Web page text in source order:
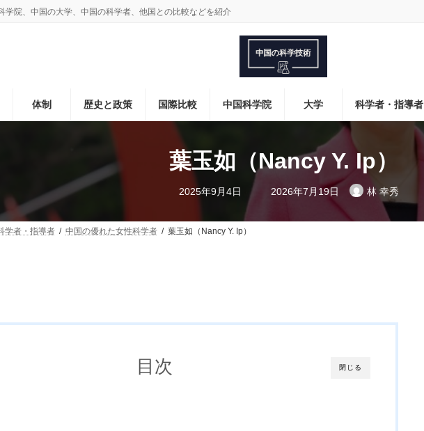
学院、中国の大学、中国の科学者、他国との比較などを紹介
体制 歴史と政策 国際比較 中国科学院 大学 科学者・指導者
葉玉如（Nancy Y. Ip）
2025年9月4日
最
終
日
2026年7月19日 林 幸秀
学者・指導者 中国の優れた女性科学者 葉玉如（Nancy Y. Ip）
閉じる
目次